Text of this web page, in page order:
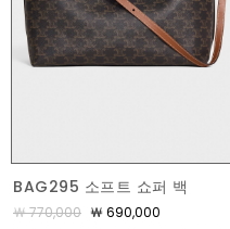
BAG295 소프트 쇼퍼 백
￦ 770,000 ￦ 690,000